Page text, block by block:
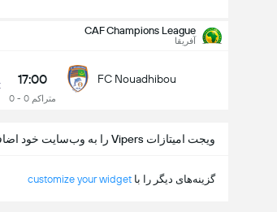
CAF Champions League
آفریقا
FC Nouadhibou
17:00
متراکم 0 - 0
ویجت امیتازات Vipers را به وب‌سایت خود اضافه کنید
گزینه‌های دیگر را با customize your widget
FC Nouadhibou
11/09
کل گل های بازی (2.5)